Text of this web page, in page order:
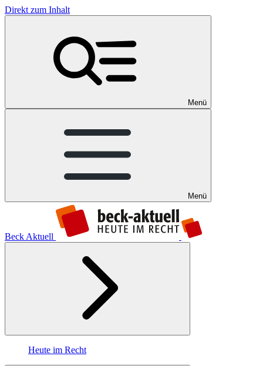
Direkt zum Inhalt
Menü
Menü
Beck Aktuell
Heute im Recht